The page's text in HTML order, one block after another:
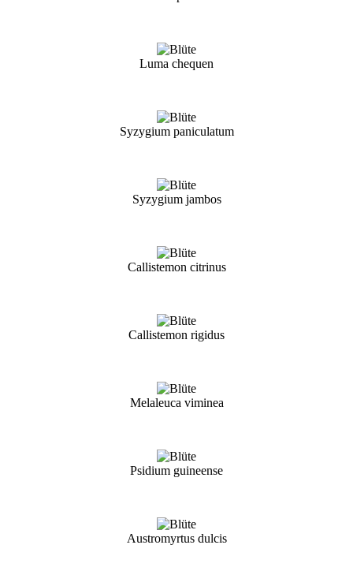
Luma chequen
Syzygium paniculatum
Syzygium jambos
Callistemon citrinus
Callistemon rigidus
Melaleuca viminea
Psidium guineense
Austromyrtus dulcis